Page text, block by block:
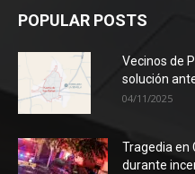
POPULAR POSTS
Vecinos de
solución
04/11/2025
Tragedia en
durante